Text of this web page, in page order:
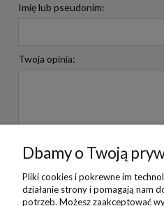
Imię lub pseudonim:
Twoja opinia:
Dbamy o Twoją
Pliki cookies i pokrewne im
działanie strony i pomagają nam
potrzeb. Możesz zaakceptować